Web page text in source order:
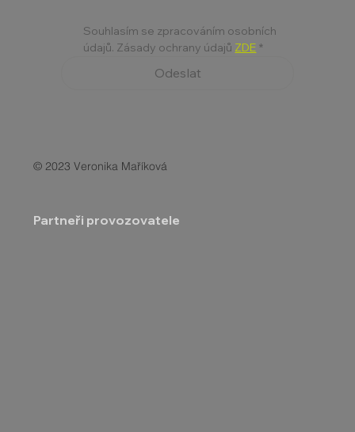
Souhlasím se zpracováním osobních
údajů. Zásady ochrany údajů ZDE *
Odeslat
© 2023 Veronika Maříková
Partneři provozovatele